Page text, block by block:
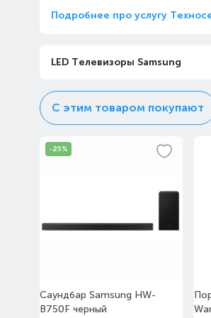
Подробнее про услугу
LED Телевизоры Samsung
С этим товаром покупают
-25%
Саундбар Samsung HW-
B750F черный